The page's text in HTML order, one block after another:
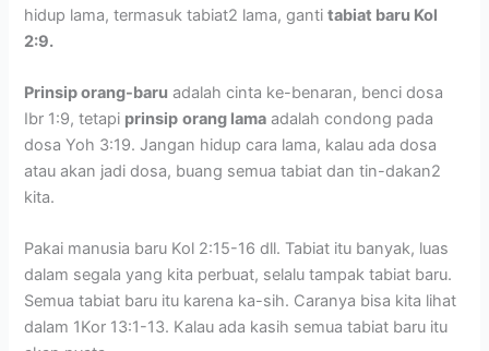
hidup lama, termasuk tabiat2 lama, gantitabiat baru Kol
2:9.
Prinsip orang-baru adalah cinta ke-benaran, benci dosa
Ibr 1:9, tetapi prinsip orang lama adalah condong pada
dosa Yoh 3:19. Jangan hidup cara lama, kalau ada dosa
atau akan jadi dosa, buang semua tabiat dan tin-dakan2
kita.
Pakai manusia baru Kol 2:15-16 dll. Tabiat itu banyak, luas
dalam segala yang kita perbuat, selalu tampak tabiat baru.
Semua tabiat baru itu karena ka-sih. Caranya bisa kita lihat
dalam 1Kor 13:1-13. Kalau ada kasih semua tabiat baru itu